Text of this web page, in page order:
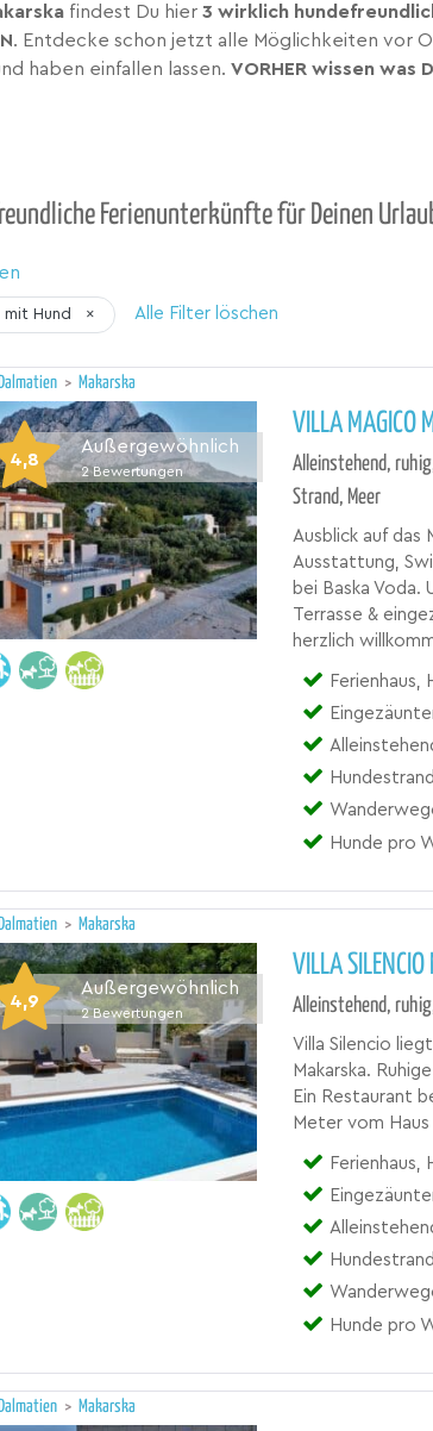
findest Du hier 3 wirklich
. Entdecke schon jetzt alle Möglichkeiten vor
haben einfallen lassen. VORHER wissen was
Ferienunterkünfte für Deinen
mit Hund × Alle Filter löschen
Dalmatien > Makarska
4,8
Außergewöhnlich
2 Bewertungen
VILLA MAGICO
Alleinstehend,
Strand, Meer
Ausblick auf das
Ausstattung,
bei Baska Voda.
Terrasse &
herzlich
Ferienhaus,
Hunde pro
Dalmatien > Makarska
4,9
Außergewöhnlich
2 Bewertungen
VILLA SILENCIO
Alleinstehend,
Villa Silencio
Makarska.
Ein Restaurant
Meter vom
Ferienhaus,
Hunde pro
Dalmatien > Makarska